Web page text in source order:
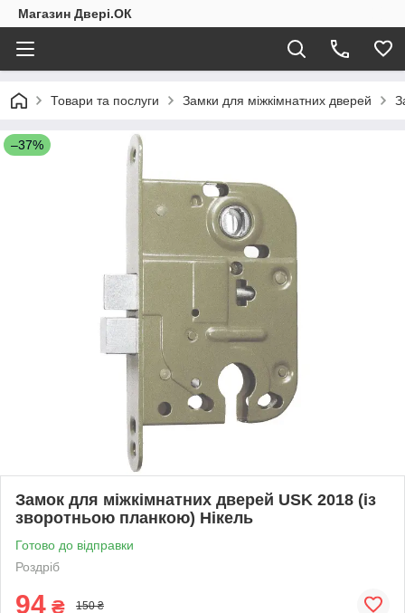
Магазин Двері.ОК
Товари та послуги Замки для міжкімнатних дверей
–37%
Замок для міжкімнатних дверей USK 2018 (із
зворотньою планкою) Нікель
Готово до відправки
Роздріб
94 ₴ 150 ₴